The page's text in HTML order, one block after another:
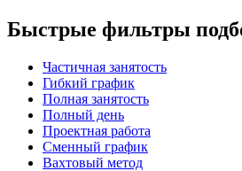
Быстрые фильтры
Частичная занятость
Гибкий график
Полная занятость
Полный день
Проектная работа
Сменный график
Вахтовый метод